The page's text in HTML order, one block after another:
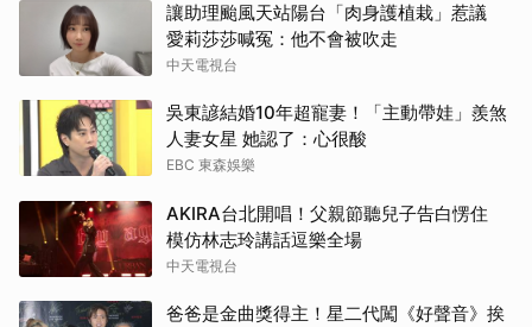
讓助理颱風天站陽台「肉身護植栽」惹議
愛莉莎莎喊冤：他不會被吹走
中天電視台
吳東諺結婚10年超寵妻！「主動帶娃」羨煞
人妻女星 她認了：心很酸
EBC 東森娛樂
AKIRA台北開唱！父親節聽兒子告白愣住
模仿林志玲講話逗樂全場
中天電視台
爸爸是金曲獎得主！星二代闖《好聲音》挨